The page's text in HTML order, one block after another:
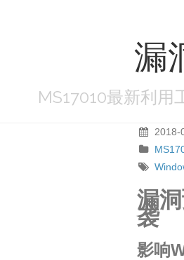
漏
MS17010最新利
2018-
漏
袭
影响